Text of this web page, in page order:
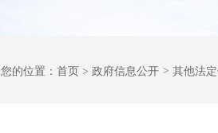
您的位置： 首页 > 政府信息公开 > 其他法